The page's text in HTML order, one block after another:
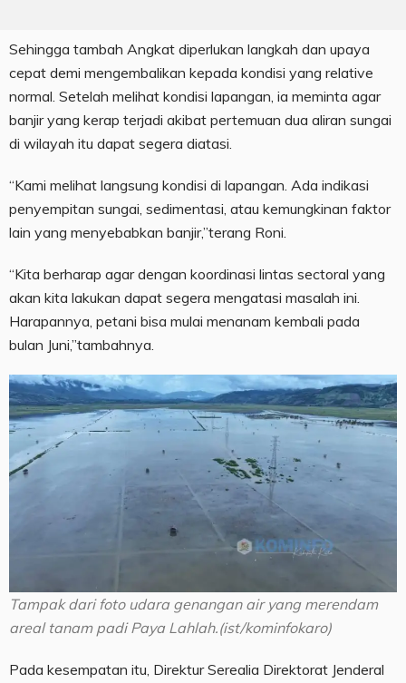
Sehingga tambah Angkat diperlukan langkah dan upaya
cepat demi mengembalikan kepada kondisi yang relative
normal. Setelah melihat kondisi lapangan, ia meminta agar
banjir yang kerap terjadi akibat pertemuan dua aliran sungai
di wilayah itu dapat segera diatasi.
“Kami melihat langsung kondisi di lapangan. Ada indikasi
penyempitan sungai, sedimentasi, atau kemungkinan faktor
lain yang menyebabkan banjir,”terang Roni.
“Kita berharap agar dengan koordinasi lintas sectoral yang
akan kita lakukan dapat segera mengatasi masalah ini.
Harapannya, petani bisa mulai menanam kembali pada
bulan Juni,”tambahnya.
Tampak dari foto udara genangan air yang merendam
areal tanam padi Paya Lahlah.(ist/kominfokaro)
Pada kesempatan itu, Direktur Serealia Direktorat Jenderal